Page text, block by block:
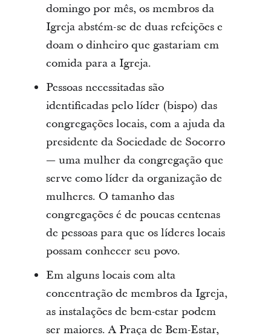
domingo por mês, os membros da
Igreja abstém-se de duas refeições e
doam o dinheiro que gastariam em
comida para a Igreja.
Pessoas necessitadas são
identificadas pelo líder (bispo) das
congregações locais, com a ajuda da
presidente da Sociedade de Socorro
— uma mulher da congregação que
serve como líder da organização de
mulheres. O tamanho das
congregações é de poucas centenas
de pessoas para que os líderes locais
possam conhecer seu povo.
Em alguns locais com alta
concentração de membros da Igreja,
as instalações de bem-estar podem
ser maiores. A Praça de Bem-Estar,